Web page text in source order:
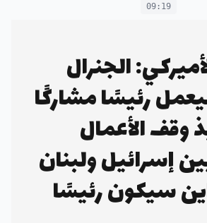
09:19
الجنرال
رئيسًا مشاركًا
وقف الأعمال
إسرائيل ولبنان
سيكون رئيسًا